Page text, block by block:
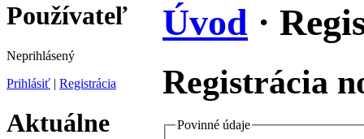
Používateľ
Neprihlásený
Prihlásiť | Registrácia
Aktuálne
Úvod ·
Registrácia
Povinné údaje